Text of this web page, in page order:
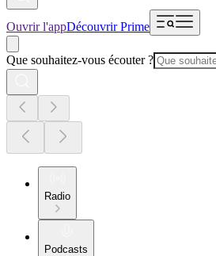
Ouvrir l'appDécouvrir Prime
Que souhaitez-vous écouter ?
Radio
Podcasts